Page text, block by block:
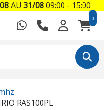
0
RAS100PL
AU 31/0809:00 - 15:00